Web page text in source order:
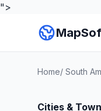
">
MapSof
Home/ South
Cities &